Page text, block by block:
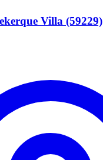
Villa (59229)